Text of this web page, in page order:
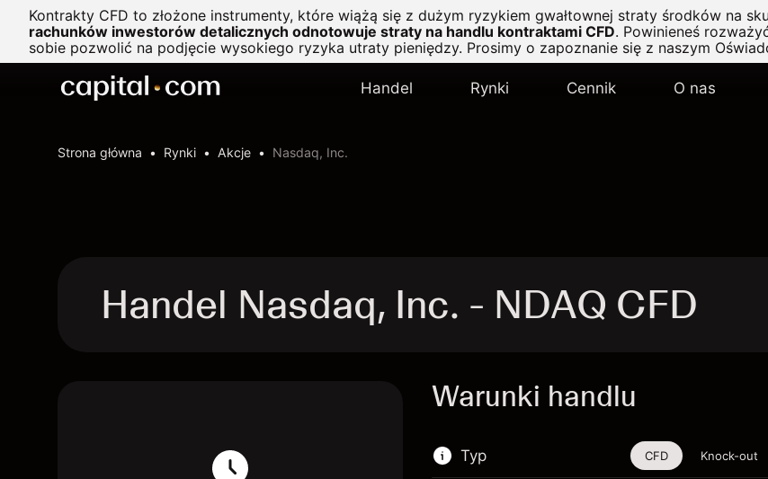
Kontrakty CFD to złożone instrumenty, które wiążą się z dużym ryzykiem gwałtownej straty środków na
rachunków inwestorów detalicznych odnotowuje straty na handlu kontraktami CFD. Powinieneś
sobie pozwolić na podjęcie wysokiego ryzyka utraty pieniędzy. Prosimy o zapoznanie się z naszym
Handel Rynki Cennik O nas
Strona główna Rynki Akcje Nasdaq, Inc.
Handel Nasdaq, Inc. - NDAQ CFD
Warunki handlu
Typ CFD Knock-out